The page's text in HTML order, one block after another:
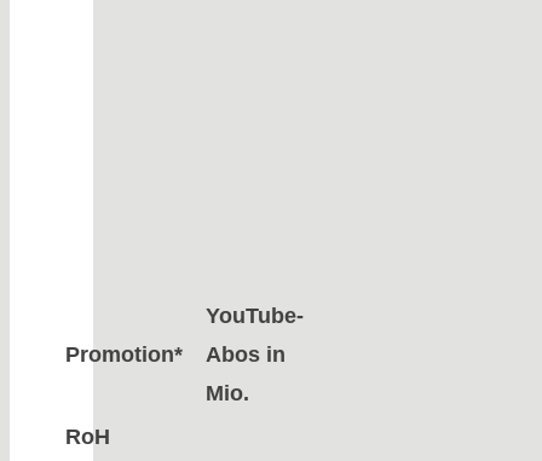
Promotion*
YouTube-
Abos in
Mio.
RoH